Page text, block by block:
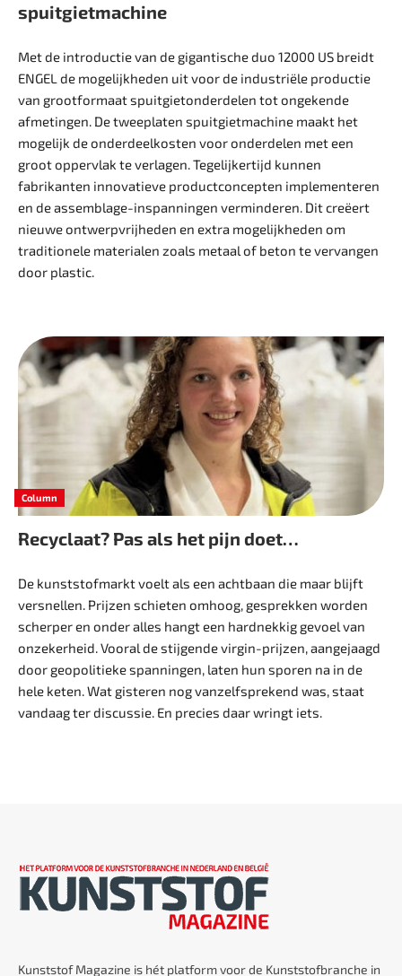
spuitgietmachine
Met de introductie van de gigantische duo 12000 US breidt
ENGEL de mogelijkheden uit voor de industriële productie
van grootformaat spuitgietonderdelen tot ongekende
afmetingen. De tweeplaten spuitgietmachine maakt het
mogelijk de onderdeelkosten voor onderdelen met een
groot oppervlak te verlagen. Tegelijkertijd ­kunnen
fabrikanten innovatieve productconcepten implementeren
en de assemblage-inspanningen verminderen. Dit creëert
nieuwe ontwerpvrijheden en extra mogelijkheden om
traditionele materialen zoals metaal of beton te vervangen
door plastic.
Column
Recyclaat? Pas als het pijn doet…
De kunststofmarkt voelt als een achtbaan die maar blijft
versnellen. Prijzen schieten omhoog, gesprekken worden
scherper en onder alles hangt een hardnekkig gevoel van
onzekerheid. Vooral de stijgende virgin-­prijzen, aangejaagd
door geopolitieke spanningen, laten hun sporen na in de
hele keten. Wat gisteren nog vanzelfsprekend was, staat
vandaag ter discussie. En precies daar wringt iets.
Kunststof Magazine is hét platform voor de Kunststofbranche in